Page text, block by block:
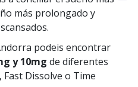
más prolongado y
podeis encontrar
y 10mg de diferentes
Dissolve o Time